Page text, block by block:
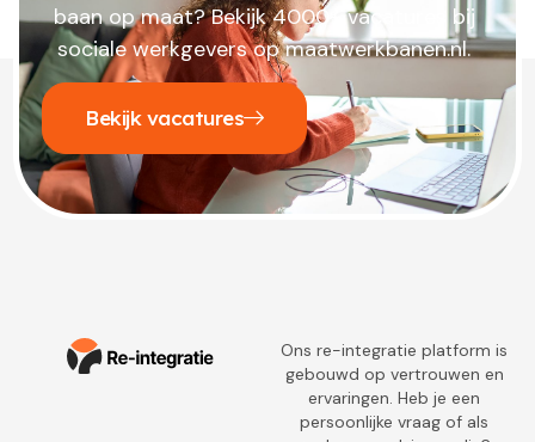
baan op maat? Bekijk 4000+ vacatures bij
sociale werkgevers op maatwerkbanen.nl.
Bekijk vacatures
Ons re-integratie platform is
gebouwd op vertrouwen en
ervaringen. Heb je een
persoonlijke vraag of als